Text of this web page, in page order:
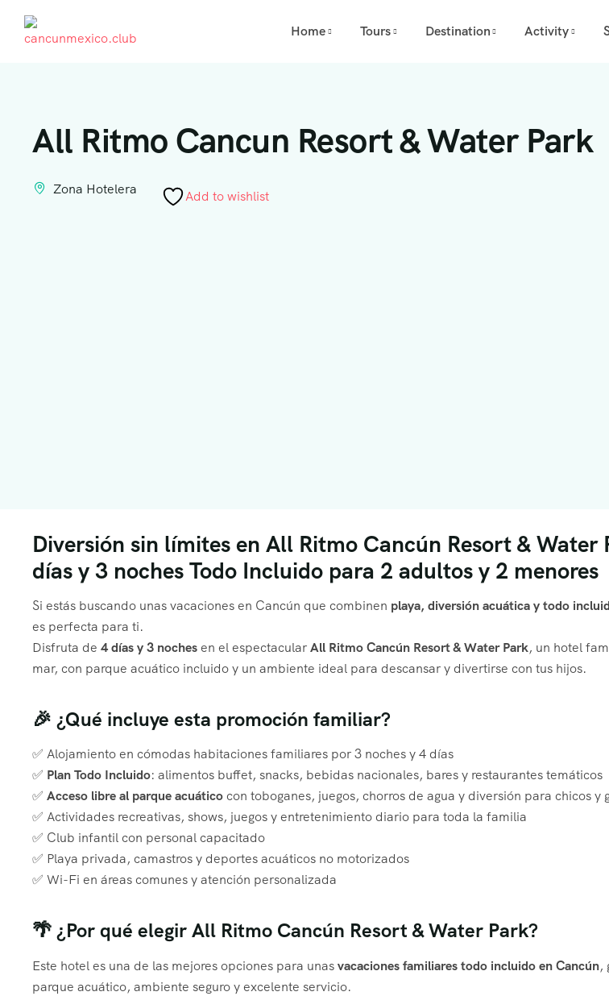
Home Tours Destination Activity
All Ritmo Cancun Resort & Water Park
Zona Hotelera Add to wishlist
Diversión sin límites en All Ritmo Cancún Resort & Water
días y 3 noches Todo Incluido para 2 adultos y 2 menores
Si estás buscando unas vacaciones en Cancún que combinen playa, diversión acuática y todo
es perfecta para ti.
Disfruta de 4 días y 3 nochesen el espectacularAll Ritmo Cancún Resort & Water Park, un hotel
mar, con parque acuático incluido y un ambiente ideal para descansar y divertirse con tus hijos.
🎉 ¿Qué incluye esta promoción familiar?
✅ Alojamiento en cómodas habitaciones familiares por 3 noches y 4 días
✅ Plan Todo Incluido: alimentos buffet, snacks, bebidas nacionales, bares y restaurantes temáticos
✅ Acceso libre al parque acuáticocon toboganes, juegos, chorros de agua y diversión para chicos y
✅ Actividades recreativas, shows, juegos y entretenimiento diario para toda la familia
✅ Club infantil con personal capacitado
✅ Playa privada, camastros y deportes acuáticos no motorizados
✅ Wi-Fi en áreas comunes y atención personalizada
🌴 ¿Por qué elegir All Ritmo Cancún Resort & Water Park?
Este hotel es una de las mejores opciones para unasvacaciones familiares todo incluido en Cancún,
parque acuático, ambiente seguro y excelente servicio.